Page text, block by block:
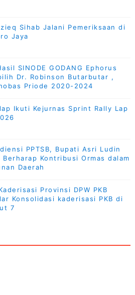
Sihab Jalani Pemeriksaan di
Jaya
SINODE GODANG Ephorus
Dr. Robinson Butarbutar ,
Priode 2020-2024
Ikuti Kejurnas Sprint Rally Lap
PPTSB, Bupati Asri Ludin
Berharap Kontribusi Ormas dalam
Daerah
Provinsi DPW PKB
Konsolidasi kaderisasi PKB di
7